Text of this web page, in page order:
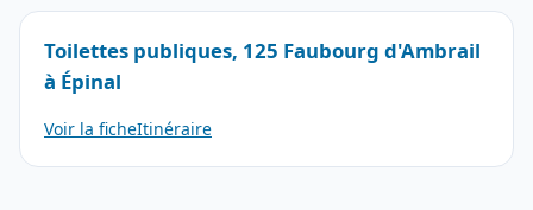
Toilettes publiques, 125 Faubourg d'Ambrail
à Épinal
Voir la ficheItinéraire